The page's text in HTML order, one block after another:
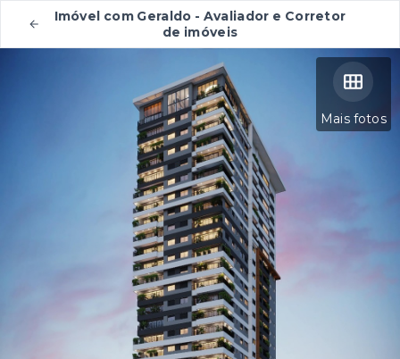
Imóvel com Geraldo - Avaliador e Corretor
de imóveis
Mais fotos